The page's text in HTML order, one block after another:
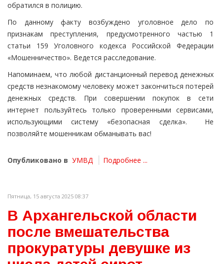
обратился в полицию.
По данному факту возбуждено уголовное дело по
признакам преступления, предусмотренного частью 1
статьи 159 Уголовного кодекса Российской Федерации
«Мошенничество». Ведется расследование.
Напоминаем, что любой дистанционный перевод денежных
средств незнакомому человеку может закончиться потерей
денежных средств. При совершении покупок в сети
интернет пользуйтесь только проверенными сервисами,
использующими систему «безопасная сделка». Не
позволяйте мошенникам обманывать вас!
Опубликовано в УМВД Подробнее ...
Пятница, 15 августа 2025 08:37
В Архангельской области
после вмешательства
прокуратуры девушке из